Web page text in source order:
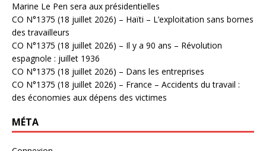
Marine Le Pen sera aux présidentielles
CO N°1375 (18 juillet 2026) – Haïti – L’exploitation sans bornes
des travailleurs
CO N°1375 (18 juillet 2026) – Il y a 90 ans – Révolution
espagnole : juillet 1936
CO N°1375 (18 juillet 2026) – Dans les entreprises
CO N°1375 (18 juillet 2026) – France – Accidents du travail :
des économies aux dépens des victimes
MÉTA